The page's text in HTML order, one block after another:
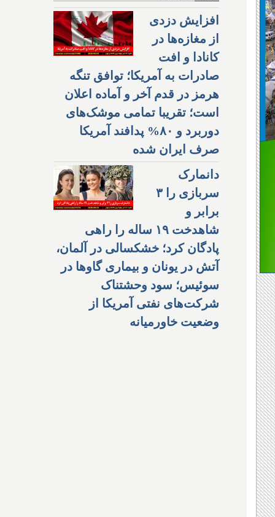
افزایش دزدی
از مغازه‌ها در
کانادا و افت
صادرات به آمریکا؛ توافق تنگه
هرمز در قدم آخر و آماده اعلان
است؛ تقریبا تمامی موشک‌های
دوربرد و ۸۰% پدافند آمریکا
صرف ایران شده
دانمارک
سربازی را ۳
برابر و
شاهدخت ۱۹ ساله را راهی
پادگان کرد؛ خشکسالی در آلمان،
آتش در یونان و بیماری گاوها در
سوئیس؛ سود وحشتناک
شرکت‌های نفتی آمریکا از
وضعیت خاورمیانه